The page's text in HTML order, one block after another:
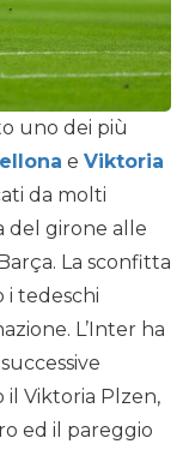
uno dei più
e Viktoria
da molti
del girone alle
La sconfitta
i tedeschi
L’Inter ha
Viktoria Plzen,
ed il pareggio